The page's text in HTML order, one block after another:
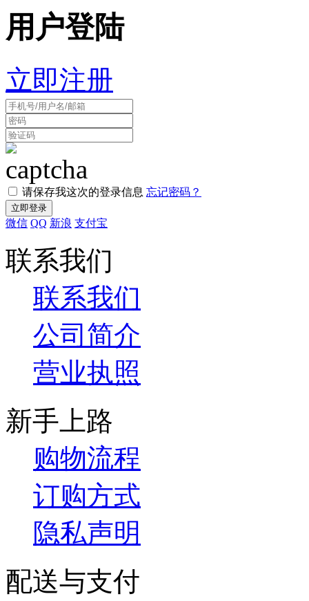
用户登陆
立即注册
请保存我这次的登录信息 忘记密码？
微信 QQ 新浪 支付宝
联系我们
联系我们
公司简介
营业执照
新手上路
购物流程
订购方式
隐私声明
配送与支付